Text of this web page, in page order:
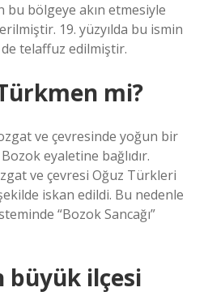
bölgeye akın etmesiyle
19. yüzyılda bu ismin
de telaffuz edilmiştir.
mi?
ve çevresinde yoğun bir
eyaletine bağlıdır.
ve çevresi Oğuz Türkleri
iskan edildi. Bu nedenle
“Bozok Sancağı”
büyük ilçesi